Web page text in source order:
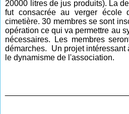
20000 litres de jus produits). La
fut consacrée au verger école
cimetière. 30 membres se sont
opération ce qui va permettre au
nécessaires. Les membres
démarches. Un projet intéressant
le dynamisme de l'association.